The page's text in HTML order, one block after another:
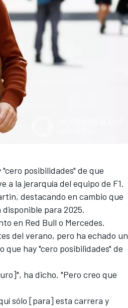
posibilidades" de que
a la jerarquía del equipo de F1.
destacando en cambio que
para 2025.
en Red Bull o Mercedes.
del verano, pero ha echado un
hay "cero posibilidades" de
ha dicho. "Pero creo que
sólo [para] esta carrera y